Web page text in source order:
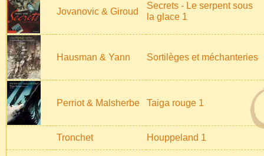
Jovanovic & Giroud
Secrets - Le serpent sous
la glace 1
Hausman & Yann Sortilèges et méchanteries
Perriot & Malsherbe Taiga rouge 1
Tronchet Houppeland 1